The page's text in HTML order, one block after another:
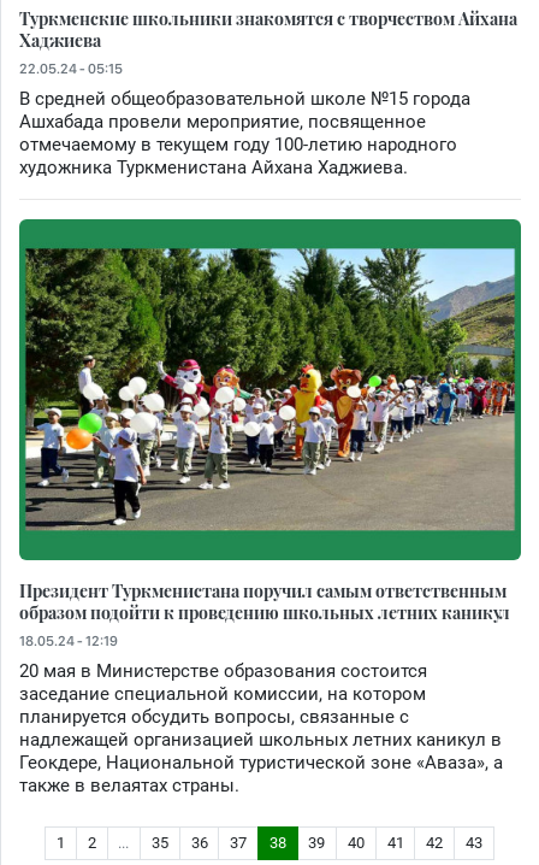
Туркменские школьники знакомятся с творчеством Айхана
Хаджиева
22.05.24 - 05:15
В средней общеобразовательной школе №15 города
Ашхабада провели мероприятие, посвященное
отмечаемому в текущем году 100-летию народного
художника Туркменистана Айхана Хаджиева.
Президент Туркменистана поручил самым ответственным
образом подойти к проведению школьных летних каникул
18.05.24 - 12:19
20 мая в Министерстве образования состоится
заседание специальной комиссии, на котором
планируется обсудить вопросы, связанные с
надлежащей организацией школьных летних каникул в
Геокдере, Национальной туристической зоне «Аваза», а
также в велаятах страны.
1 2 ... 35 36 37 38 39 40 41 42 43